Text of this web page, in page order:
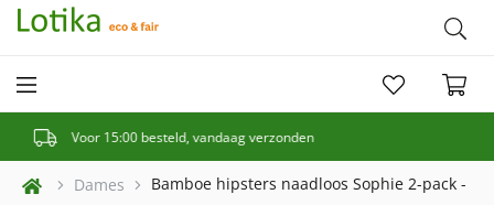
€5 korting bij inschrijving op de nieuwsbrief
Dames
Bamboe hipsters naadloos Sophie 2-pack -